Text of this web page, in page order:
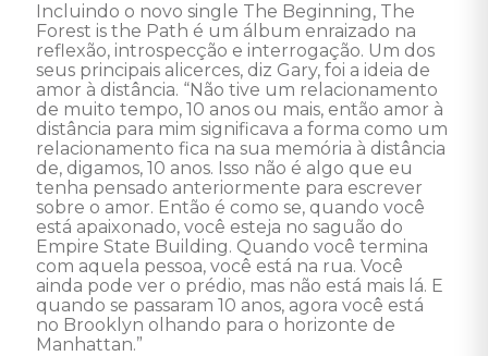
Incluindo o novo single The Beginning, The
Forest is the Path é um álbum enraizado na
reflexão, introspecção e interrogação. Um dos
seus principais alicerces, diz Gary, foi a ideia de
amor à distância. “Não tive um relacionamento
de muito tempo, 10 anos ou mais, então amor à
distância para mim significava a forma como um
relacionamento fica na sua memória à distância
de, digamos, 10 anos. Isso não é algo que eu
tenha pensado anteriormente para escrever
sobre o amor. Então é como se, quando você
está apaixonado, você esteja no saguão do
Empire State Building. Quando você termina
com aquela pessoa, você está na rua. Você
ainda pode ver o prédio, mas não está mais lá. E
quando se passaram 10 anos, agora você está
no Brooklyn olhando para o horizonte de
Manhattan.”